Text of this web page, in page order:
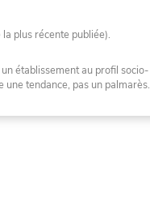
plus récente publiée).
établissement au profil socio-
tendance, pas un palmarès.